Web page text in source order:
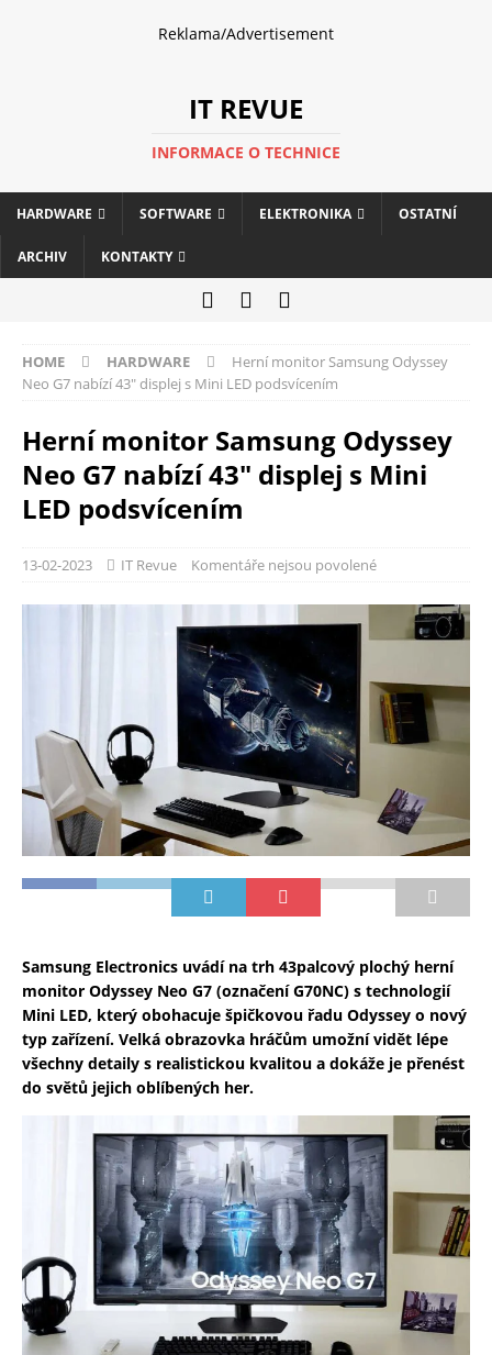
Reklama/Advertisement
IT REVUE
INFORMACE O TECHNICE
HARDWARE SOFTWARE ELEKTRONIKA OSTATNÍ
ARCHIV KONTAKTY
HOME HARDWARE
Herní monitor Samsung Odyssey
Neo G7 nabízí 43″ displej s Mini LED podsvícením
Herní monitor Samsung Odyssey
Neo G7 nabízí 43″ displej s Mini
LED podsvícením
13-02-2023 IT Revue Komentáře nejsou povolené
Samsung Electronics uvádí na trh 43palcový plochý herní
monitor Odyssey Neo G7 (označení G70NC) s technologií
Mini LED, který obohacuje špičkovou řadu Odyssey o nový
typ zařízení. Velká obrazovka hráčům umožní vidět lépe
všechny detaily s realistickou kvalitou a dokáže je přenést
do světů jejich oblíbených her.